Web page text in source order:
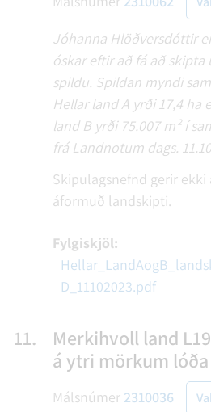
Jóhanna Hlöðversdóttir
óskar eftir að fá að skipta
spildu. Spildan myndi
Hellar land A yrði 17,4 ha
land B yrði 75.007 m² í
frá Landnotum dags.
Skipulagsnefnd gerir
áformuð landskipti.
Fylgiskjöl:
D_11102023.pdf
11.
Merkihvoll land
á ytri mörkum
Málsnúmer 2310036